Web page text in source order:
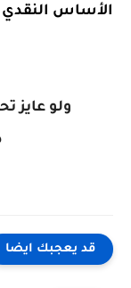
الأساس النقدي pdf
ولو عايز
قد يعجبك ايضا